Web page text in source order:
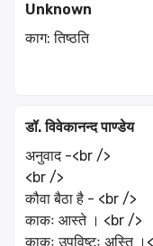
Unknown
काग: तिष्ठति
डॉ. विवेकानन्द पाण्डेय
अनुवाद -<br />
<br />
कौवा बैठा है - <br />
काकः आस्ते । <br />
काकः उपविष्टः अस्ति